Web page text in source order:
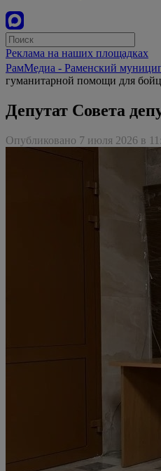
Реклама на наших площадках
РамМедиа - Раменский
гуманитарной помощи для
Депутат Совета
Опубликовано 7 июля 2026 в